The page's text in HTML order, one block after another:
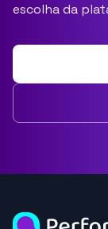
escolha da